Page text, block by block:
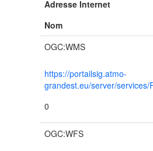
Adresse Internet
Nom
OGC:WMS
https://portailsig.atmo-
grandest.eu/server/
0
OGC:WFS